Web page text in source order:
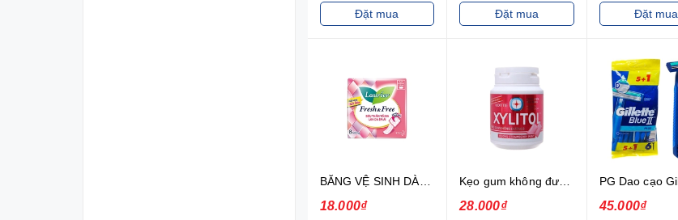
Đặt mua Đặt mua Đặt mua
18.000₫ 28.000₫ 45.000₫